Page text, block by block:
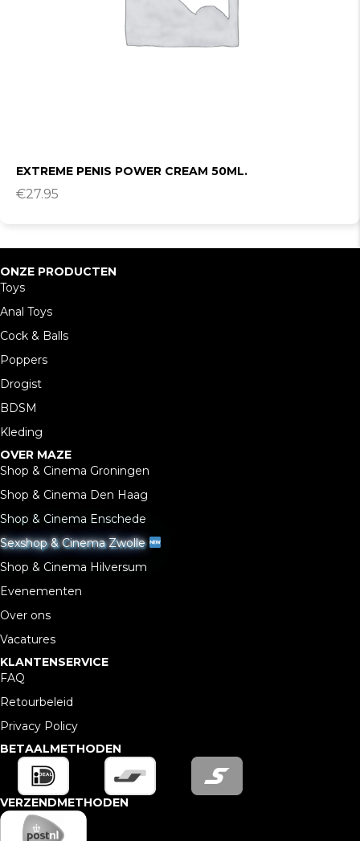
EXTREME PENIS POWER CREAM 50ML.
€27.95
ONZE PRODUCTEN
Toys
Anal Toys
Cock & Balls
Poppers
Drogist
BDSM
Kleding
OVER MAZE
Shop & Cinema Groningen
Shop & Cinema Den Haag
Shop & Cinema Enschede
Sexshop & Cinema Zwolle
Shop & Cinema Hilversum
Evenementen
Over ons
Vacatures
KLANTENSERVICE
FAQ
Retourbeleid
Privacy Policy
BETAALMETHODEN
VERZENDMETHODEN